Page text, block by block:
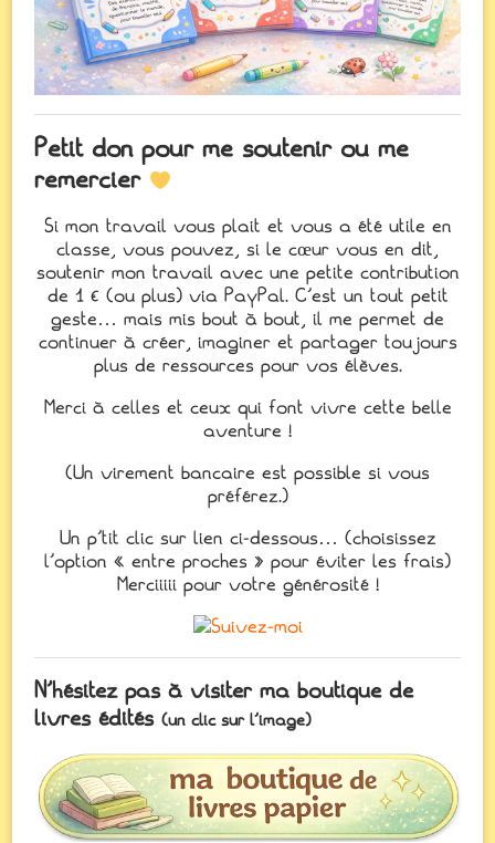
Petit don pour me soutenir ou me
remercier
Si mon travail vous plait et vous a été utile en
classe, vous pouvez, si le cœur vous en dit,
soutenir mon travail avec une petite contribution
de 1 € (ou plus) via PayPal. C’est un tout petit
geste… mais mis bout à bout, il me permet de
continuer à créer, imaginer et partager toujours
plus de ressources pour vos élèves.
Merci à celles et ceux qui font vivre cette belle
aventure !
(Un virement bancaire est possible si vous
préférez.)
Un p’tit clic sur lien ci-dessous… (choisissez
l’option « entre proches » pour éviter les frais)
Merciiiii pour votre générosité !
N’hésitez pas à visiter ma boutique de
livres édités(un clic sur l’image)